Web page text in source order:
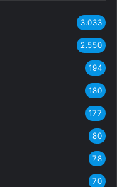
3.033
2.550
194
180
177
80
78
70